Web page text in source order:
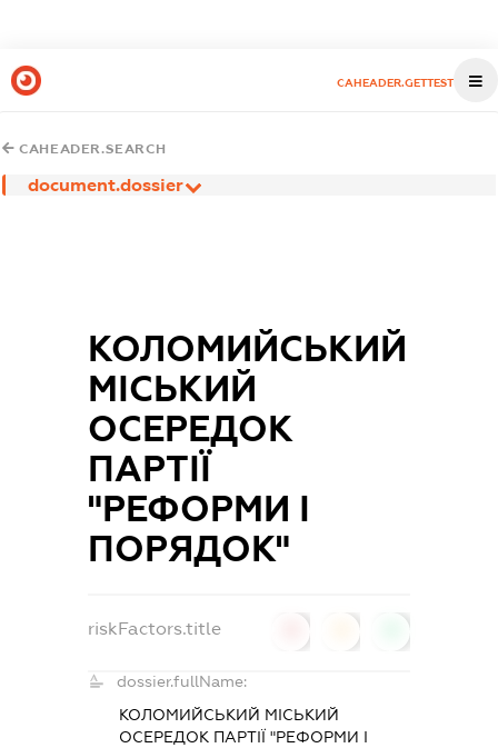
CAHEADER.GETTEST
CAHEADER.SEARCH
document.dossier
КОЛОМИЙСЬКИЙ
МІСЬКИЙ
ОСЕРЕДОК
ПАРТІЇ
"РЕФОРМИ І
ПОРЯДОК"
riskFactors.title
dossier.fullName:
КОЛОМИЙСЬКИЙ МІСЬКИЙ
ОСЕРЕДОК ПАРТІЇ "РЕФОРМИ І